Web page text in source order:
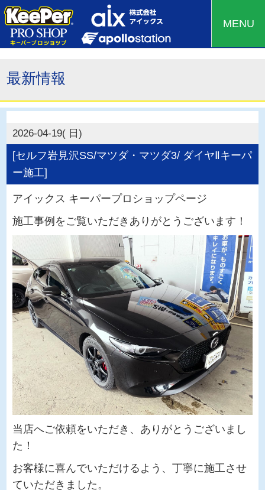
MENU
最新情報
2026-04-19( 日)
[セルフ岩見沢SS/マツダ・マツダ3/ ダイヤⅡキーパ
ー施工]
アイックス キーパープロショップページ
施工事例をご覧いただきありがとうございます！
当店へご依頼をいただき、ありがとうございまし
た！
お客様に喜んでいただけるよう、丁寧に施工させ
ていただきました。